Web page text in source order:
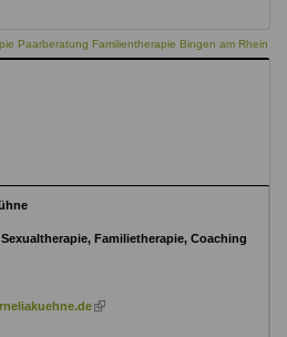
Paarberatung Familientherapie Bingen am Rhein
Familietherapie, Coaching
(link